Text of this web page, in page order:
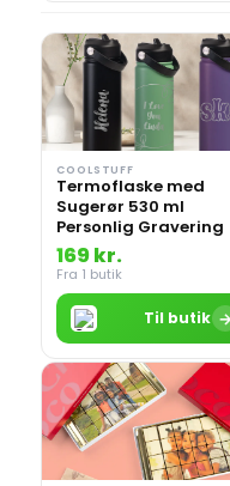
COOLSTUFF
Termoflaske med
Sugerør 530 ml
Personlig Gravering
169 kr.
Fra 1 butik
Til butik →